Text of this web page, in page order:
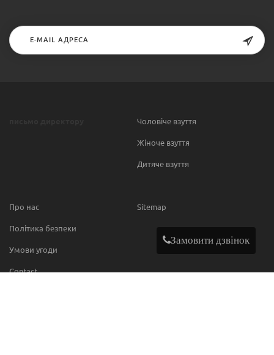
Чоловіче взуття
Жіноче взуття
Дитяче взуття
Про нас
Політика безпеки
Умови угоди
Contact
Sitemap
Замовити дзвінок